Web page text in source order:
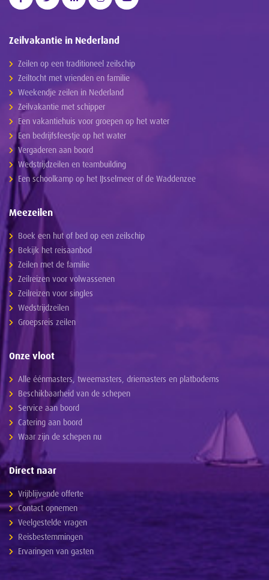
Zeilvakantie in Nederland
Zeilen op een traditioneel zeilschip
Zeiltocht met vrienden en familie
Weekendje zeilen in Nederland
Zeilvakantie met schipper
Een vakantiehuis voor groepen op het water
Een bedrijfsfeestje op het water
Vergaderen aan boord
Wedstrijdzeilen en teambuilding
Een schoolkamp op het IJsselmeer of de Waddenzee
Meezeilen
Boek een hut of bed op een zeilschip
Bekijk het reisaanbod
Zeilen met de familie
Zeilreizen voor volwassenen
Zeilreizen voor singles
Wedstrijdzeilen
Groepsreis zeilen
Onze vloot
Alle éénmasters, tweemasters, driemasters en platbodems
Beschikbaarheid van de schepen
Service aan boord
Catering aan boord
Waar zijn de schepen nu
Direct naar
Vrijblijvende offerte
Contact opnemen
Veelgestelde vragen
Reisbestemmingen
Ervaringen van gasten